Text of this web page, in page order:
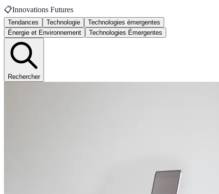
📋Innovations Futures
Tendances Technologie
Technologies émergentes
Énergie et Environnement
Technologies Émergentes
Rechercher